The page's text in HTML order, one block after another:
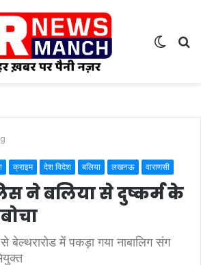
Switch
क्राइम देश विदेश बलिया लखनऊ वाराणसी
ने बलिया से दुष्कर्म के
बेल्थरारोड में पकड़ा गया नाबालिग संग